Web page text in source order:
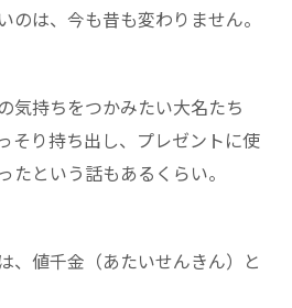
のは、今も昔も変わりません。
気持ちをつかみたい大名たち
そり持ち出し、プレゼントに使
たという話もあるくらい。
、値千金（あたいせんきん）と